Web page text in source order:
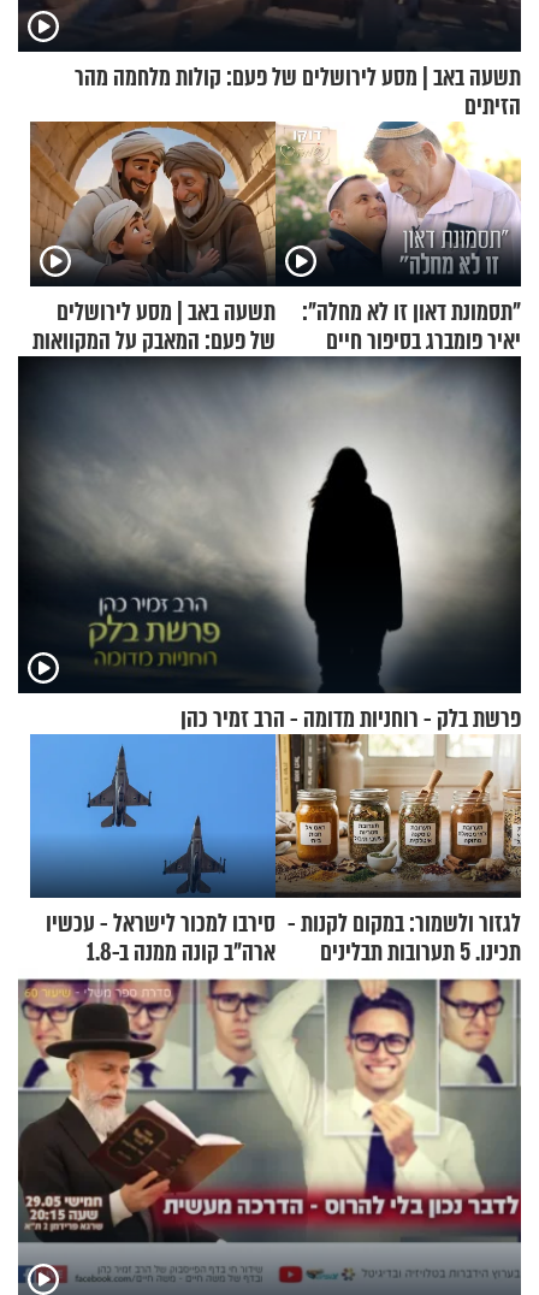
תשעה באב | מסע לירושלים של פעם: קולות מלחמה מהר
הזיתים
"תסמונת דאון זו לא מחלה":
יאיר פומברג בסיפור חיים
מעורר השראה
תשעה באב | מסע לירושלים
של פעם: המאבק על המקוואות
פרשת בלק - רוחניות מדומה - הרב זמיר כהן
לגזור ולשמור: במקום לקנות -
תכינו. 5 תערובות תבלינים
שמתאימות להכל
סירבו למכור לישראל - עכשיו
ארה"ב קונה ממנה ב-1.8
מיליארד דולר